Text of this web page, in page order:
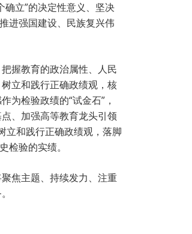
立”的决定性意义、坚决
进强国建设、民族复兴伟
握教育的政治属性、人民
立和践行正确政绩观，核
为检验政绩的“试金石”，
、加强高等教育龙头引领
立和践行正确政绩观，落脚
验的实绩。
焦主题、持续发力、注重